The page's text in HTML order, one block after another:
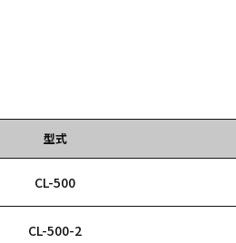
型式
CL-500
CL-500-2